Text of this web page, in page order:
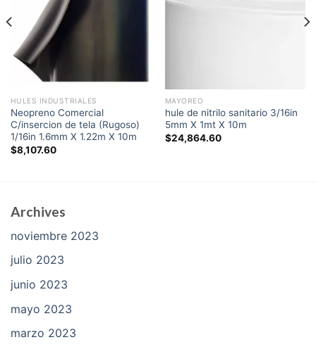
HULES INDUSTRIALES
Neopreno Comercial
C/insercion de tela (Rugoso)
1/16in 1.6mm X 1.22m X 10m
$8,107.60
MAYOREO
hule de nitrilo sanitario 3/16in
5mm X 1mt X 10m
$24,864.60
Archives
noviembre 2023
julio 2023
junio 2023
mayo 2023
marzo 2023